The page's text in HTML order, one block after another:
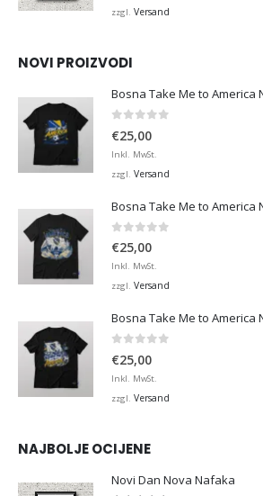
zzgl. Versand
NOVI PROIZVODI
Bosna Take Me to America
€25,00
Inkl. MwSt.
zzgl. Versand
Bosna Take Me to America
0 von 5
€25,00
Inkl. MwSt.
zzgl. Versand
Bosna Take Me to America
€25,00
Inkl. MwSt.
zzgl. Versand
NAJBOLJE OCIJENE
Novi Dan Nova Nafaka